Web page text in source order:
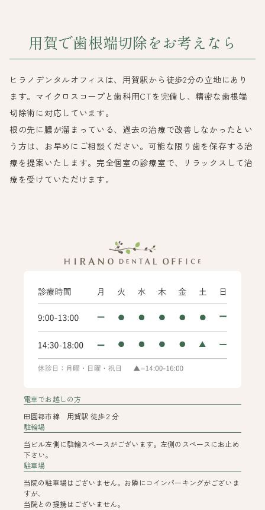
用賀で歯根端切除をお考えなら
ヒラノデンタルオフィスは、用賀駅から徒歩2分の立地にあり
ます。マイクロスコープと歯科用CTを完備し、精密な歯根端
切除術に対応しています。
根の先に膿が溜まっている、過去の治療で改善しなかったとい
う方は、お早めにご相談ください。可能な限り歯を保存する治
療を提案いたします。完全個室の診療室で、リラックスして治
療を受けていただけます。
電車でお越しの方
田園都市線 用賀駅 徒歩２分
駐輪場
当ビル左側に駐輪スペースがございます。左側のスペースにお止め
下さい。
駐車場
当院の駐車場はございません。お隣にコインパーキングがございま
すが、
当院との提携はございません。